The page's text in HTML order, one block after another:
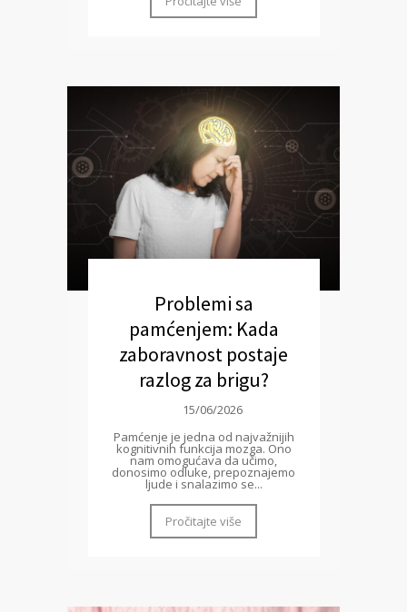
Problemi sa
pamćenjem: Kada
zaboravnost postaje
razlog za brigu?
15/06/2026
Pamćenje je jedna od najvažnijih
kognitivnih funkcija mozga. Ono
nam omogućava da učimo,
donosimo odluke, prepoznajemo
ljude i snalazimo se...
Pročitajte više